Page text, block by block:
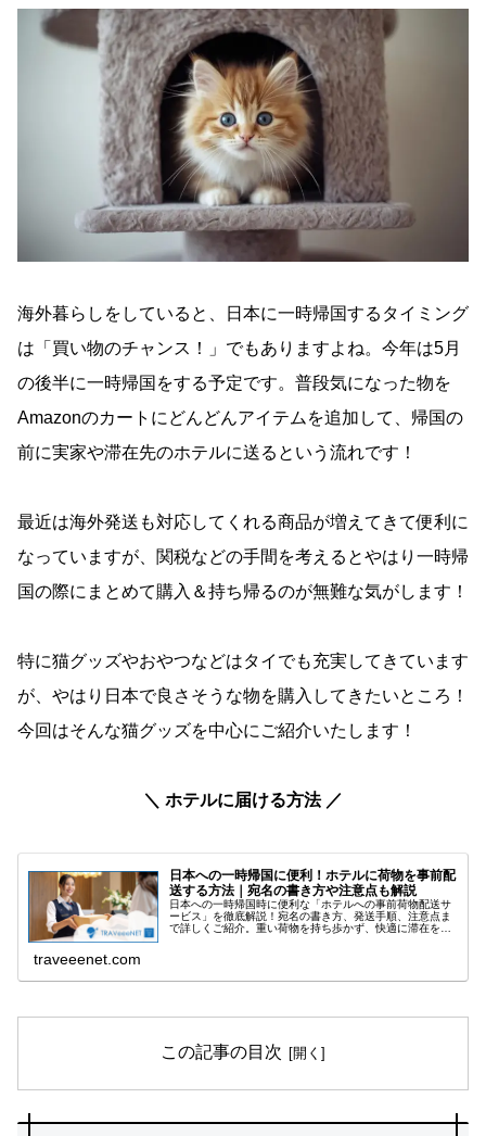
海外暮らしをしていると、日本に一時帰国するタイミング
は「買い物のチャンス！」でもありますよね。今年は5月
の後半に一時帰国をする予定です。普段気になった物を
Amazonのカートにどんどんアイテムを追加して、帰国の
前に実家や滞在先のホテルに送るという流れです！
最近は海外発送も対応してくれる商品が増えてきて便利に
なっていますが、関税などの手間を考えるとやはり一時帰
国の際にまとめて購入＆持ち帰るのが無難な気がします！
特に猫グッズやおやつなどはタイでも充実してきています
が、やはり日本で良さそうな物を購入してきたいところ！
今回はそんな猫グッズを中心にご紹介いたします！
＼ ホテルに届ける方法 ／
日本への一時帰国に便利！ホテルに荷物を事前配
送する方法｜宛名の書き方や注意点も解説
日本への一時帰国時に便利な「ホテルへの事前荷物配送サ
ービス」を徹底解説！宛名の書き方、発送手順、注意点ま
で詳しくご紹介。重い荷物を持ち歩かず、快適に滞在を始
traveeenet.com
この記事の目次